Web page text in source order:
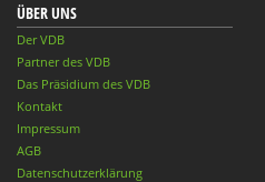
ÜBER UNS
Der VDB
Partner des VDB
Das Präsidium des VDB
Kontakt
Impressum
AGB
Datenschutzerklärung